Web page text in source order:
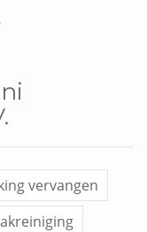
vervangen